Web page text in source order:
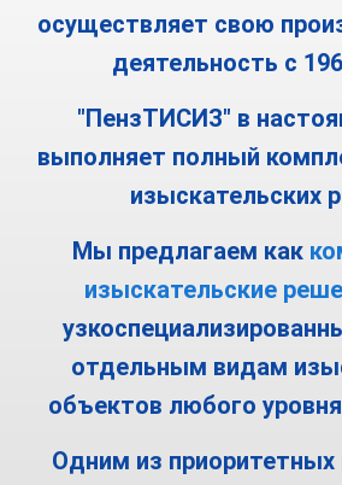
осуществляет свою
деятельность с
"ПензТИСИЗ" в
выполняет полный
изыскательских
Мы предлагаем как
изыскательские
отдельным видам
объектов любого
Одним из приоритетных